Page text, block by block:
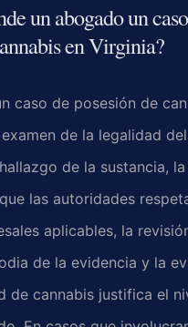
un abogado un
en Virginia?
caso de posesión de
de la legalidad
de la sustancia, la
las autoridades
aplicables, la
de la evidencia y la
de cannabis justifica el